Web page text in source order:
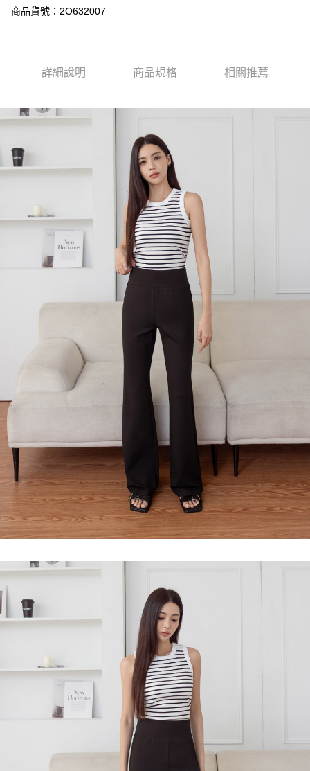
全家取貨付款
每筆NT$80，滿NT$699(含以上)免運費
每筆NT$80，滿NT$699(含以上)免運費
每筆NT$80，滿NT$699(含以上)免運費
每筆NT$120，滿NT$699(含以上)免運費
國家/地區配送
商品貨號：2O632007
詳細說明 商品規格 相關推薦